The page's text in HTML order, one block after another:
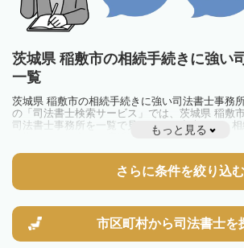
茨城県 稲敷市の相続手続きに強い
一覧
茨城県 稲敷市の相続手続きに強い司法書士事務
の「司法書士検索サービス」では、茨城県 稲敷
司法書士事務所を一覧で見ることが出来ます。
を抱えている方は一度近隣の司法書士に相談して
もっと見る
さらに条件を絞り込む
市区町村から司法書士を